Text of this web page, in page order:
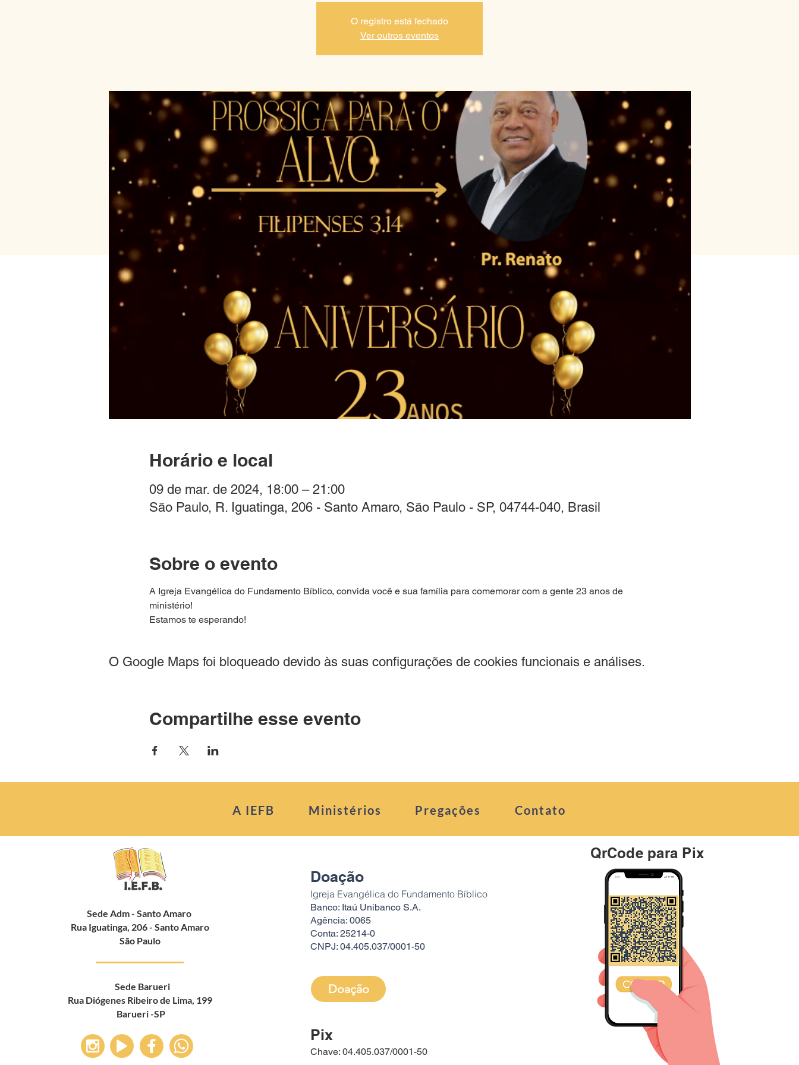
O registro está fechado
Ver outros eventos
Horário e local
09 de mar. de 2024, 18:00 – 21:00
São Paulo, R. Iguatinga, 206 - Santo Amaro, São Paulo - SP, 04744-040, Brasil
Sobre o evento
A Igreja Evangélica do Fundamento Bíblico, convida você e sua família para comemorar com a gente 23 anos de
ministério!
Estamos te esperando!
O Google Maps foi bloqueado devido às suas configurações de cookies funcionais e análises.
Compartilhe esse evento
A IEFB Ministérios Pregações Contato
Sede Adm - Santo Amaro
Rua Iguatinga, 206 - Santo Amaro
São Paulo
Sede Barueri
Rua Diógenes Ribeiro de Lima, 199
Barueri -SP
Doação
Igreja Evangélica do Fundamento Bíblico
Banco: Itaú Unibanco S.A.
Agência: 0065
Conta: 25214-0
CNPJ: 04.405.037/0001-50
Doação
Pix
Chave: 04.405.037/0001-50
QrCode para Pix